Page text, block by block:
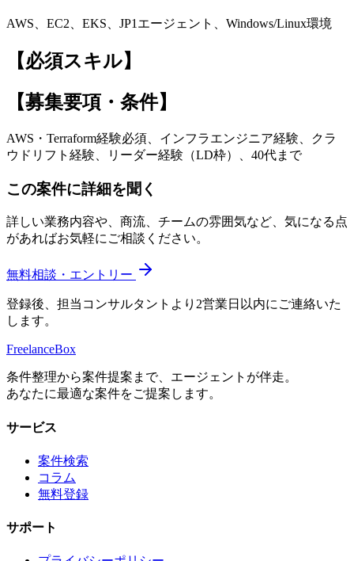
AWS、EC2、EKS、JP1エージェント、Windows/Linux環境
【必須スキル】
【募集要項・条件】
AWS・Terraform経験必須、インフラエンジニア経験、クラ
ウドリフト経験、リーダー経験（LD枠）、40代まで
この案件に詳細を聞く
詳しい業務内容や、商流、チームの雰囲気など、気になる点
があればお気軽にご相談ください。
無料相談・エントリー
登録後、担当コンサルタントより2営業日以内にご連絡いた
します。
FreelanceBox
条件整理から案件提案まで、エージェントが伴走。
あなたに最適な案件をご提案します。
サービス
案件検索
コラム
無料登録
サポート